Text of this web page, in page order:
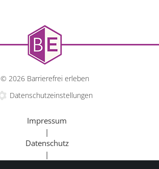
© 2026 Barrierefrei erleben
Datenschutzeinstellungen
Impressum
|
Datenschutz
|